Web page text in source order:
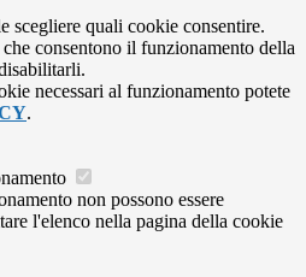
scegliere quali cookie consentire.
consentono il funzionamento della
necessari al funzionamento potete
.
non possono essere
l'elenco nella pagina della cookie